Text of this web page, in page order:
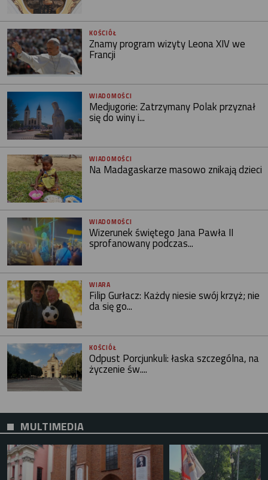
KOŚCIÓŁ
Znamy program wizyty Leona XIV we
Francji
WIADOMOŚCI
Medjugorie: Zatrzymany Polak przyznał
się do winy i...
WIADOMOŚCI
Na Madagaskarze masowo znikają dzieci
WIADOMOŚCI
Wizerunek świętego Jana Pawła II
sprofanowany podczas...
WIARA
Filip Gurłacz: Każdy niesie swój krzyż; nie
da się go...
KOŚCIÓŁ
Odpust Porcjunkuli: łaska szczególna, na
życzenie św....
MULTIMEDIA